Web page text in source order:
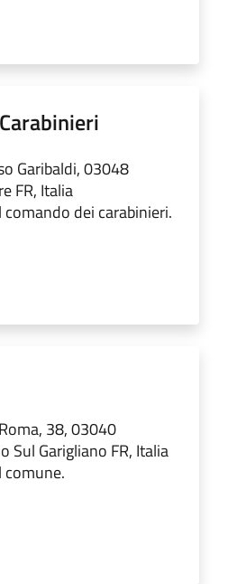
Garibaldi, 03048
FR, Italia
comando dei carabinieri.
38, 03040
Sul Garigliano FR, Italia
comune.